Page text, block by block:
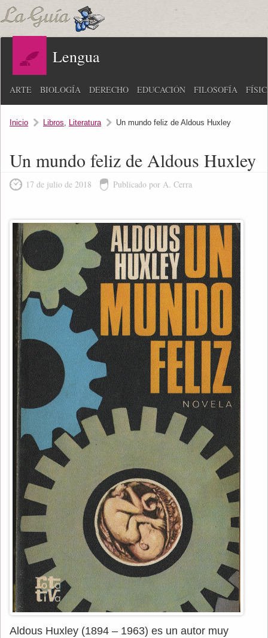
Lengua
ARTE BIOLOGÍA DERECHO EDUCACIÓN FILOSOFÍA
Inicio Libros, Literatura Un mundo feliz de Aldous Huxley
Un mundo feliz de Aldous Huxley
17 de julio de 2018 Publicado por A. Cerra
Aldous Huxley (1894 – 1963) es un autor muy